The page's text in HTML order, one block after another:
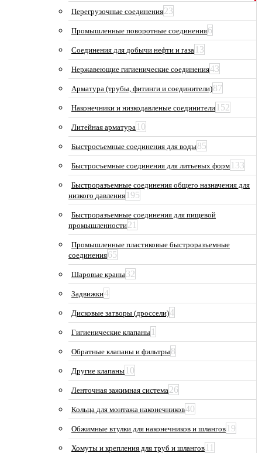
Перегрузочные соединения23
Промышленные поворотные соединения6
Соединения для добычи нефти и газа 13
Нержавеющие гигиенические соединения43
Арматура (трубы, фитинги и соединители)87
Наконечники и низкодавленые соединители 152
Литейная арматура 10
Быстросъемные соединения для воды85
Быстросъемные соединения для литьевых форм 133
Быстроразъемные соединения общего назначения для
низкого давления 195
Быстроразъемные соединения для пищевой
промышленности21
Промышленные пластиковые быстроразъемные
соединения65
Шаровые краны32
Задвижки4
Дисковые затворы (дроссели)4
Гигиенические клапаны 1
Обратные клапаны и фильтры8
Другие клапаны 10
Ленточная зажимная система 26
Кольца для монтажа наконечников40
Обжимные втулки для наконечников и шлангов 19
Хомуты и крепления для труб и шлангов 11